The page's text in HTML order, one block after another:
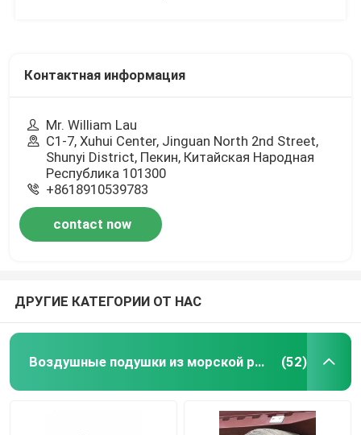
Контактная информация
Mr. William Lau
C1-7, Xuhui Center, Jinguan North 2nd Street,
Shunyi District, Пекин, Китайская Народная
Республика 101300
+8618910539783
contact now
ДРУГИЕ КАТЕГОРИИ ОТ НАС
Воздушные подушки из морской резины (52)